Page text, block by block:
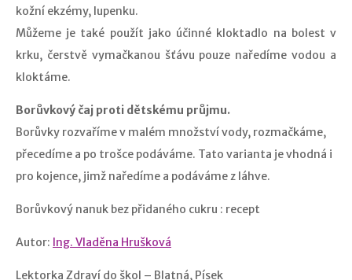
kožní ekzémy, lupenku.
Můžeme je také použít jako účinné kloktadlo na bolest v
krku, čerstvě vymačkanou šťávu pouze naředíme vodou a
kloktáme.
Borůvkový čaj proti dětskému průjmu.
Borůvky rozvaříme v malém množství vody, rozmačkáme,
přecedíme a po trošce podáváme. Tato varianta je vhodná i
pro kojence, jimž naředíme a podáváme z láhve.
Borůvkový nanuk bez přidaného cukru : recept
Autor: Ing. Vladěna Hrušková
Lektorka Zdraví do škol – Blatná, Písek